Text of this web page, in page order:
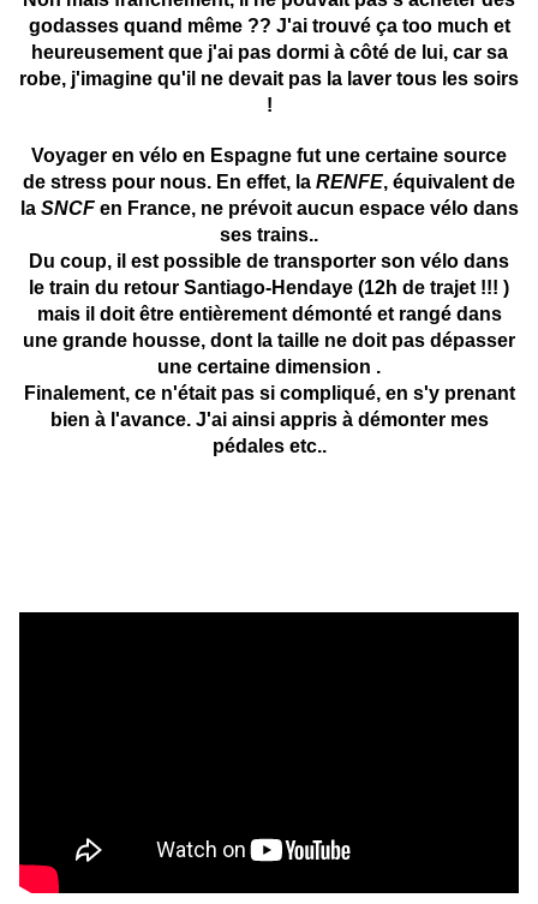
godasses quand même ?? J'ai trouvé ça too much et
heureusement que j'ai pas dormi à côté de lui, car sa
robe, j'imagine qu'il ne devait pas la laver tous les soirs
!
Voyager en vélo en Espagne fut une certaine source
de stress pour nous. En effet, la RENFE, équivalent de
la SNCF en France, ne prévoit aucun espace vélo dans
ses trains..
Du coup, il est possible de transporter son vélo dans
le train du retour Santiago-Hendaye (12h de trajet !!! )
mais il doit être entièrement démonté et rangé dans
une grande housse, dont la taille ne doit pas dépasser
une certaine dimension .
Finalement, ce n'était pas si compliqué, en s'y prenant
bien à l'avance. J'ai ainsi appris à démonter mes
pédales etc..